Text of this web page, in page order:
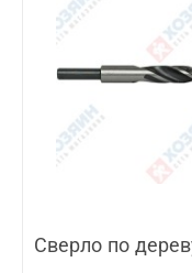
Сверло по